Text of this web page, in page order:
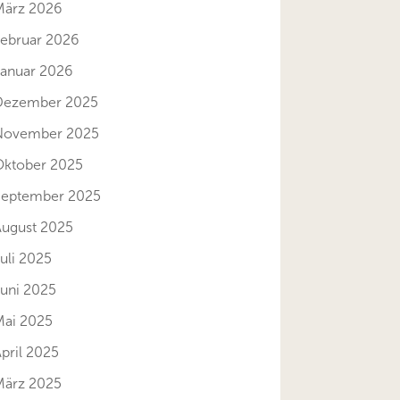
2026
2026
2026
2025
2025
2025
2025
2025
2025
2025
2025
2025
2025